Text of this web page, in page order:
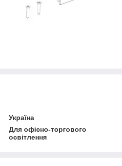
Україна
Для офісно-торгового
освітлення